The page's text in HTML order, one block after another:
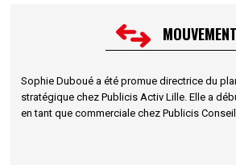
Sophie Duboué a été promue directrice du
stratégique chez Publicis Activ Lille. Elle a
en tant que commerciale chez Publicis